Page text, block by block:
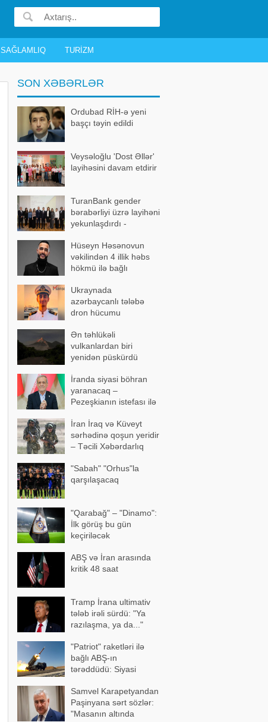
SAĞLAMLIQ TURIZM
SON XƏBƏRLƏR
Ordubad RİH-ə yeni
başçı təyin edildi
Veysəloğlu 'Dost Əllər'
layihəsini davam etdirir
TuranBank gender
bərabərliyi üzrə layihəni
yekunlaşdırdı -
Hüseyn Həsənovun
vəkilindən 4 illik həbs
hökmü ilə bağlı
Ukraynada
azərbaycanlı tələbə
dron hücumu
Vəziyyəti ağırdırƏn təhlükəli
vulkanlardan biri
yenidən püskürdü
İranda siyasi böhran
yaranacaq –
Pezeşkianın istefası ilə
İran İraq və Küveyt
sərhədinə qoşun yeridir
– Təcili Xəbərdarlıq
"Sabah" "Orhus"la
qarşılaşacaq
"Qarabağ" – "Dinamo":
İlk görüş bu gün
keçiriləcək
ABŞ və İran arasında
kritik 48 saat
Tramp İrana ultimativ
tələb irəli sürdü: "Ya
razılaşma, ya da..."
"Patriot" raketləri ilə
bağlı ABŞ-ın
tərəddüdü: Siyasi
Samvel Karapetyandan
Paşinyana sərt sözlər:
"Masanın altında